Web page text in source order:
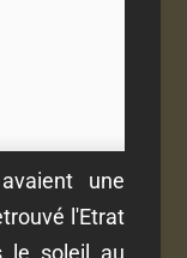
une
l'Etrat